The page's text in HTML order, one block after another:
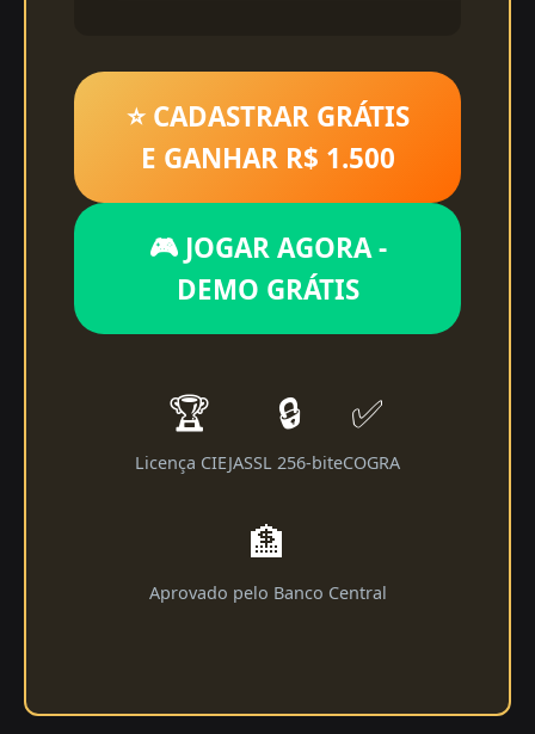
⭐ CADASTRAR GRÁTIS
E GANHAR R$ 1.500
🎮 JOGAR AGORA -
DEMO GRÁTIS
🏆
Licença CIEJA
🔒
SSL 256-bit
✅
eCOGRA
🏦
Aprovado pelo Banco Central